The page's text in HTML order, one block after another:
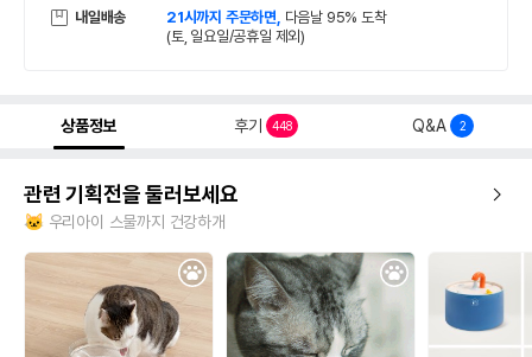
내일배송 21시까지 주문하면, 다음날 95% 도착
(토, 일요일/공휴일 제외)
상품정보 후기 448 Q&A 2
관련 기획전을 둘러보세요
🐱 우리아이 스물까지 건강하개